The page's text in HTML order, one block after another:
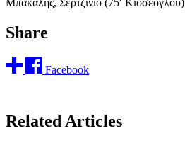
Share
Facebook
Related Articles